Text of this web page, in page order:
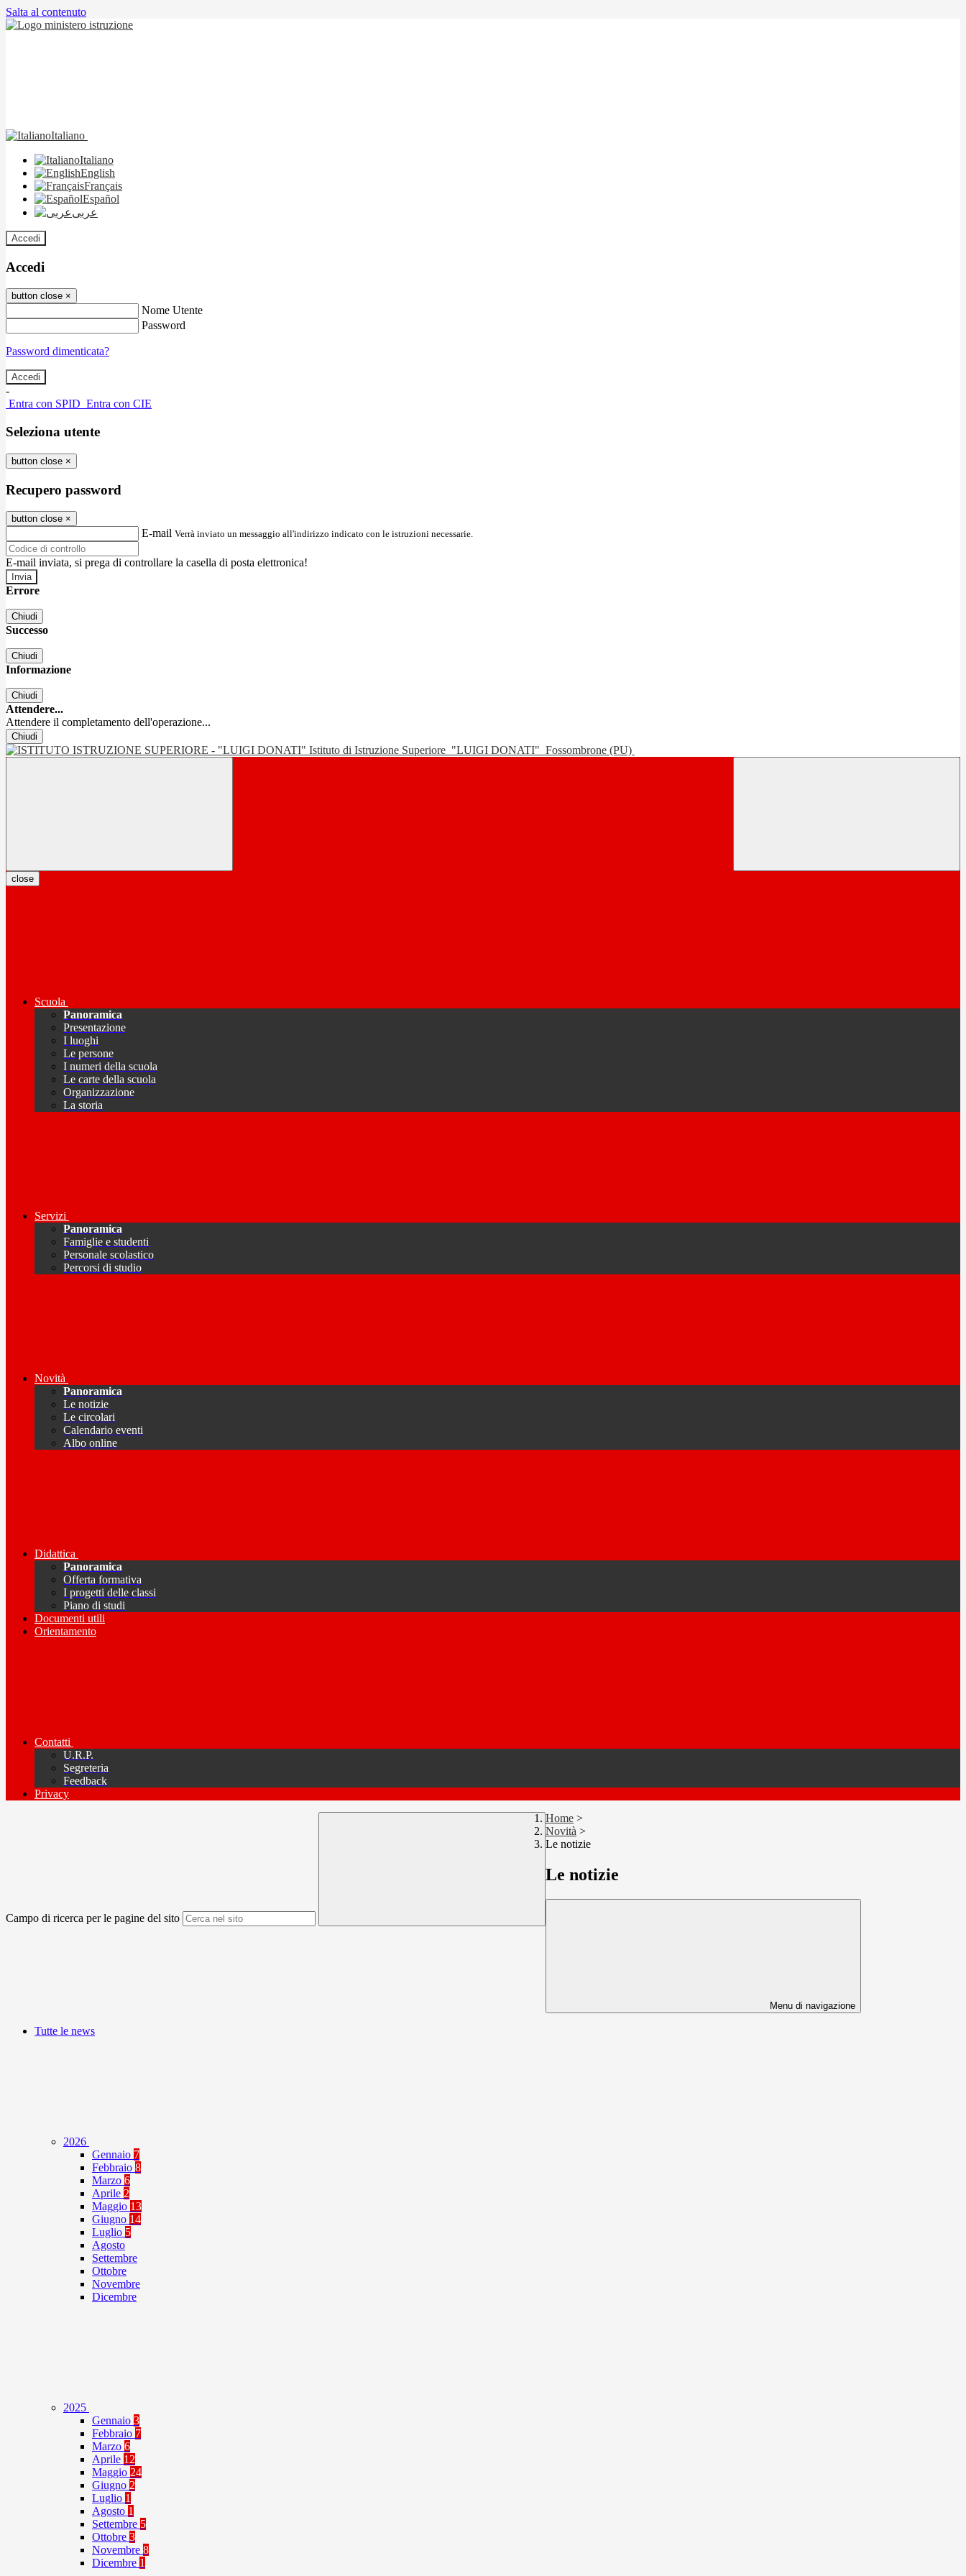
Salta al contenuto
Italiano
Italiano
English
Français
Español
عربى
Accedi
Accedi
button close ×
Nome Utente
Password
Password dimenticata?
-
Entra con SPID Entra con CIE
Seleziona utente
button close ×
Recupero password
button close ×
E-mail Verrà inviato un messaggio all'indirizzo indicato con le istruzioni necessarie.
E-mail inviata, si prega di controllare la casella di posta elettronica!
Errore
Chiudi
Successo
Chiudi
Informazione
Chiudi
Attendere...
Attendere il completamento dell'operazione...
Chiudi
Istituto di Istruzione Superiore "LUIGI DONATI" Fossombrone (PU)
close
Scuola
Panoramica
Presentazione
I luoghi
Le persone
I numeri della scuola
Le carte della scuola
Organizzazione
La storia
Servizi
Panoramica
Famiglie e studenti
Personale scolastico
Percorsi di studio
Novità
Panoramica
Le notizie
Le circolari
Calendario eventi
Albo online
Didattica
Panoramica
Offerta formativa
I progetti delle classi
Piano di studi
Documenti utili
Orientamento
Contatti
U.R.P.
Segreteria
Feedback
Privacy
Campo di ricerca per le pagine del sito
Home >
Novità >
Le notizie
Le notizie
Menu di navigazione
Tutte le news
2026
Gennaio 7
Febbraio 8
Marzo 6
Aprile 2
Maggio 13
Giugno 14
Luglio 5
Agosto
Settembre
Ottobre
Novembre
Dicembre
2025
Gennaio 3
Febbraio 7
Marzo 6
Aprile 12
Maggio 24
Giugno 2
Luglio 1
Agosto 1
Settembre 5
Ottobre 3
Novembre 8
Dicembre 1